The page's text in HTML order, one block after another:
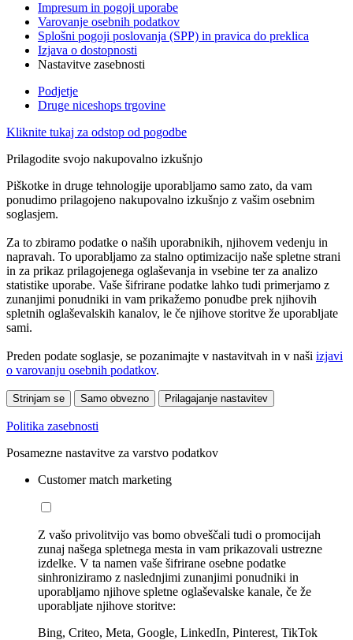
Impresum in pogoji uporabe
Varovanje osebnih podatkov
Splošni pogoji poslovanja (SPP) in pravica do preklica
Izjava o dostopnosti
Nastavitve zasebnosti
Podjetje
Druge niceshops trgovine
Kliknite tukaj za odstop od pogodbe
Prilagodite svojo nakupovalno izkušnjo
Piškotke in druge tehnologije uporabljamo samo zato, da vam
ponudimo prilagojeno nakupovalno izkušnjo z vašim osebnim
soglasjem.
Za to zbiramo podatke o naših uporabnikih, njihovem vedenju in
napravah. To uporabljamo za stalno optimizacijo naše spletne strani
in za prikaz prilagojenega oglaševanja in vsebine ter za analizo
statistike uporabe. Vaše šifrirane podatke lahko tudi primerjamo z
zunanjimi ponudniki in vam prikažemo ponudbe prek njihovih
spletnih oglaševalskih kanalov, le če njihove storitve že uporabljate
sami.
Preden podate soglasje, se pozanimajte v nastavitvah in v naši izjavi
o varovanju osebnih podatkov.
Strinjam se Samo obvezno Prilagajanje nastavitev
Politika zasebnosti
Posamezne nastavitve za varstvo podatkov
Customer match marketing
Z vašo privolitvijo vas bomo obveščali tudi o promocijah
zunaj našega spletnega mesta in vam prikazovali ustrezne
izdelke. V ta namen vaše šifrirane osebne podatke
sinhroniziramo z naslednjimi zunanjimi ponudniki in
uporabljamo njihove spletne oglaševalske kanale, če že
uporabljate njihove storitve:
Bing, Criteo, Meta, Google, LinkedIn, Pinterest, TikTok